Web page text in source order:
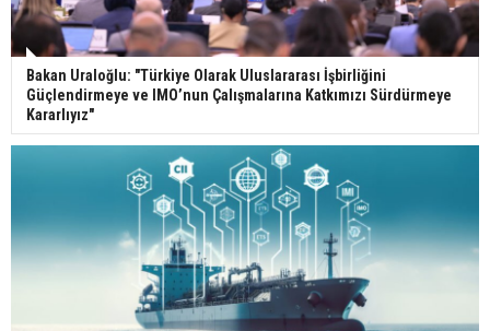
Bakan Uraloğlu: "Türkiye Olarak Uluslararası İşbirliğini
Güçlendirmeye ve IMO’nun Çalışmalarına Katkımızı Sürdürmeye
Kararlıyız"